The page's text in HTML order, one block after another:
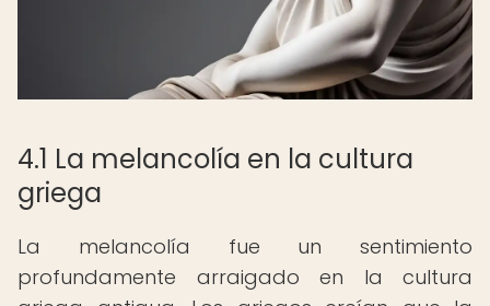
4.1 La melancolía en la cultura
griega
La melancolía fue un sentimiento
profundamente arraigado en la cultura